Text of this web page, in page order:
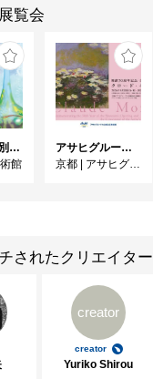
覧会
2026年度 特別展「ガレとドーム、アール･ヌーヴォーのガラス 水辺のやすらぎ、海の神秘」
館
アサヒグループ大山崎山荘美術館 開館30周年記念展「没後100年 クロード・モネ」
京都 | アサヒグループ大山崎山荘美術館
されたクリエイター
creator
creator
Yuriko Shirou